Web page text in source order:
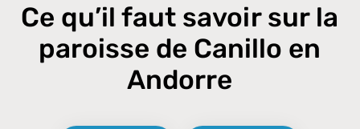
Ce qu’il faut savoir sur la
paroisse de Canillo en
Andorre